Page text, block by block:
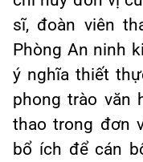
sĩ, đoàn viên
Phòng An ninh
ý nghĩa thiết
phong trào văn
thao trong đơn
bổ ích để cán